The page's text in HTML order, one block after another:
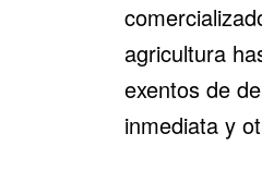
agricultura
exentos de
inmediata y